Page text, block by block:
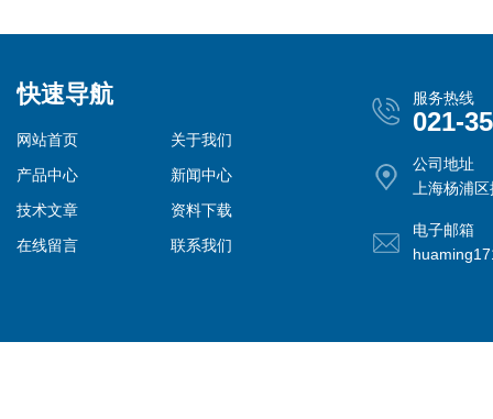
快速导航
网站首页
关于我们
产品中心
新闻中心
技术文章
资料下载
在线留言
联系我们
服务热线
021-
公司地址
上海杨浦
电子邮箱